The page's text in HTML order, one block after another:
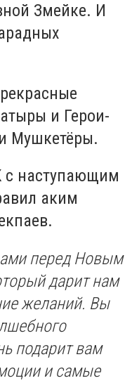
Змейке. И
и Герои-
Мушкетёры.
с наступающим
аким
перед Новым
дарит нам
желаний. Вы
подарит вам
и самые